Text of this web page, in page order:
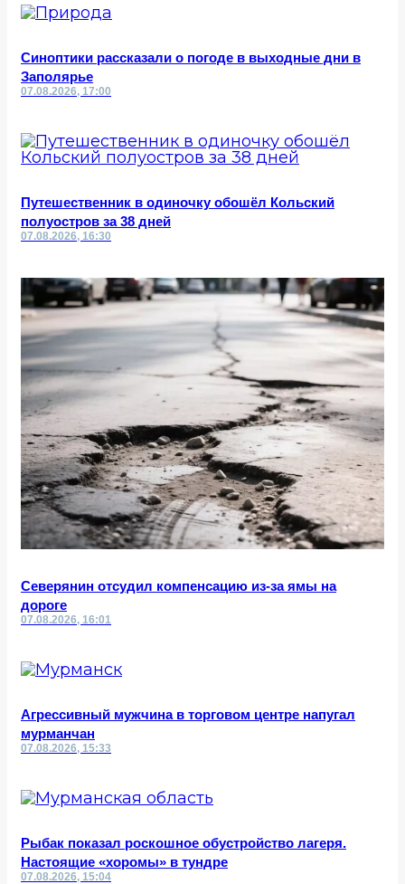
Синоптики рассказали о погоде в выходные дни в
Заполярье
07.08.2026, 17:00
Путешественник в одиночку обошёл Кольский
полуостров за 38 дней
07.08.2026, 16:30
Северянин отсудил компенсацию из-за ямы на
дороге
07.08.2026, 16:01
Агрессивный мужчина в торговом центре напугал
мурманчан
07.08.2026, 15:33
Рыбак показал роскошное обустройство лагеря.
Настоящие «хоромы» в тундре
07.08.2026, 15:04